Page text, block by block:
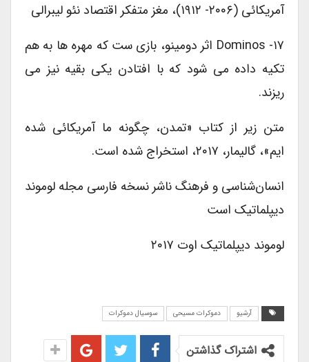
آمریکائی (۲۰۰۶- ۱۹۱۲)، مغز متفکر اقتصاد نئو لیبرالی
۱۷- Dominos اثر دومینو، بازی ست که مهره ها به هم
تکیه داده می شود که با افتادن یکی بقیه نیز می
ریزند.
متن زیر از کتاب «تمدن، چگونه ما آمریکائی شده
ایم»، گالیمار، ۲۰۱۷، استخراج شده است.
انسان‌شناسی و فرهنگ ناشر نسخه فارسی مجله لوموند
دیپلماتیک است
لوموند دیپلماتیک اوت ۲۰۱۷
آرشیو دموکرات مسیحی سوسیال دموکرات
اشتراک گذاشتن